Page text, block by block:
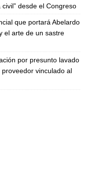
desde el Congreso
que portará Abelardo
el arte de un sastre
por presunto lavado
vinculado al